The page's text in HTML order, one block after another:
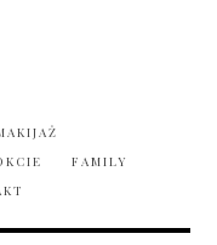
FAMILY